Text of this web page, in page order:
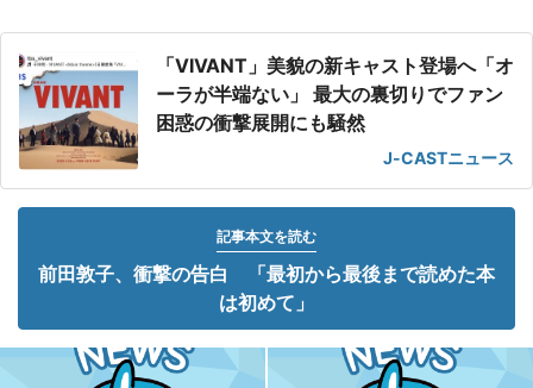
「VIVANT」美貌の新キャスト登場へ「オ
ーラが半端ない」 最大の裏切りでファン
困惑の衝撃展開にも騒然
J-CASTニュース
記事本文を読む
前田敦子、衝撃の告白 「最初から最後まで読めた本
は初めて」